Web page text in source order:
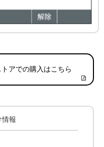
アでの購入はこちら
情報